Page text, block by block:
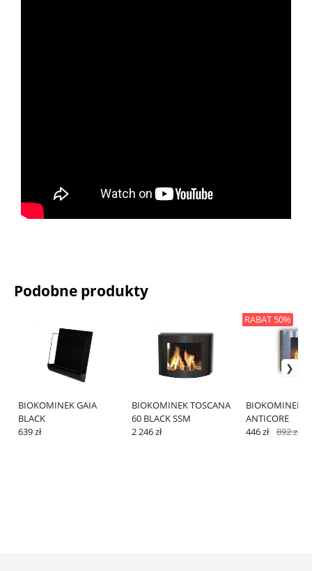
Podobne produkty
BIOKOMINEK GAIA
BLACK
639 zł
BIOKOMINEK TOSCANA
60 BLACK SSM
2 246 zł
BIOKOMINEK
ANTICORE
RABAT 50%
446 zł 892 zł